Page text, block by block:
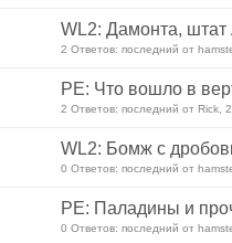
WL2: Дамонта, штат
2 Ответов: последний от
PE: Что вошло в
2 Ответов: последний от Rick,
WL2: Бомж с
0 Ответов: последний от
PE: Паладины и
0 Ответов: последний от